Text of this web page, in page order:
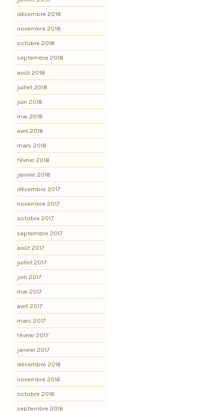
décembre 2018
novembre 2018
octobre 2018
septembre 2018
août 2018
juillet 2018
juin 2018
mai 2018
avril 2018
mars 2018
février 2018
janvier 2018
décembre 2017
novembre 2017
octobre 2017
septembre 2017
août 2017
juillet 2017
juin 2017
mai 2017
avril 2017
mars 2017
février 2017
janvier 2017
décembre 2016
novembre 2016
octobre 2016
septembre 2016